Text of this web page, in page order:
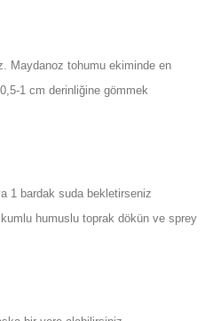
Maydanoz tohumu ekiminde en
1 cm derinliğine gömmek
1 bardak suda bekletirseniz
humuslu toprak dökün ve sprey